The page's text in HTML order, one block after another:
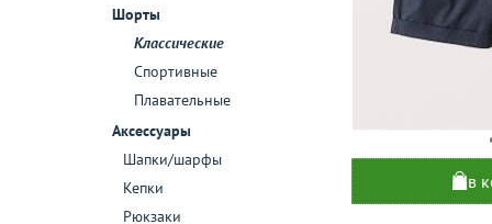
Шорты
Классические
Спортивные
Плавательные
Аксессуары
Шапки/шарфы
Кепки
Рюкзаки
в